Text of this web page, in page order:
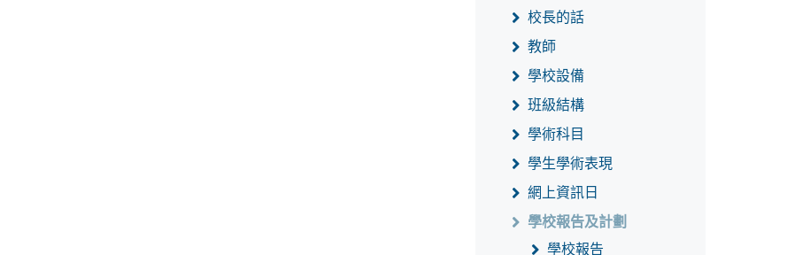
校長的話
教師
學校設備
班級結構
學術科目
學生學術表現
網上資訊日
學校報告及計劃
學校報告